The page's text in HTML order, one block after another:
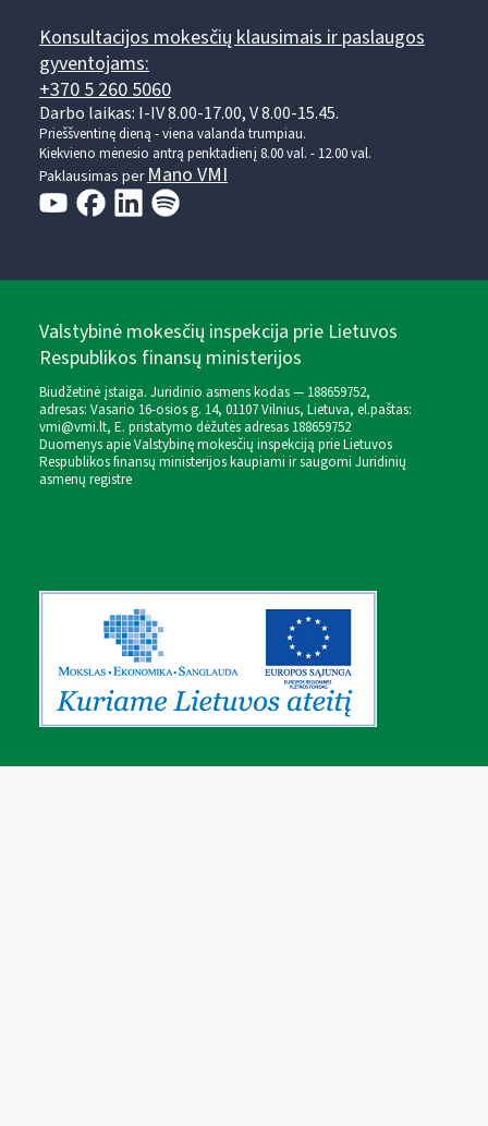
Konsultacijos mokesčių klausimais ir paslaugos
gyventojams:
+370 5 260 5060
Darbo laikas: I-IV 8.00-17.00, V 8.00-15.45.
Prieššventinę dieną - viena valanda trumpiau.
Kiekvieno mėnesio antrą penktadienį 8.00 val. - 12.00 val.
Paklausimas perMano VMI
Valstybinė mokesčių inspekcija prie Lietuvos
Respublikos finansų ministerijos
Biudžetinė įstaiga. Juridinio asmens kodas — 188659752,
adresas: Vasario 16-osios g. 14, 01107 Vilnius, Lietuva, el.paštas:
vmi@vmi.lt, E. pristatymo dėžutės adresas 188659752
Duomenys apie Valstybinę mokesčių inspekciją prie Lietuvos
Respublikos finansų ministerijos kaupiami ir saugomi Juridinių
asmenų registre